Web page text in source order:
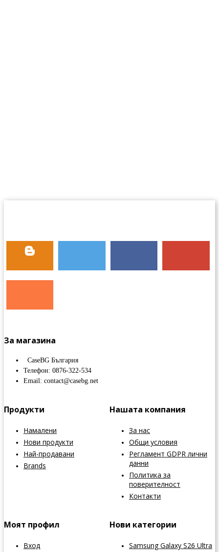
За магазина
CaseBG България
Телефон: 0876-322-534
Email: contact@casebg.net
Продукти
Намалени
Нови продукти
Най-продавани
Brands
Нашата компания
За нас
Общи условия
Регламент GDPR лични
данни
Политика за
поверителност
Контакти
Моят профил
Вход
Нови категории
Samsung Galaxy S26 Ultra